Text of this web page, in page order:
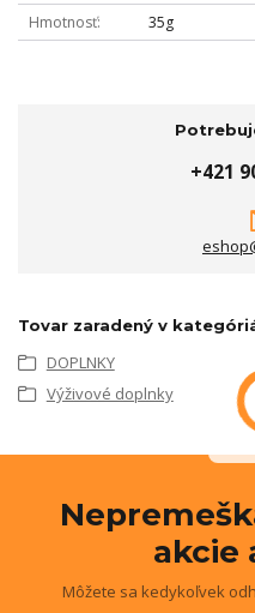
Hmotnosť 35g
+421
Tovar zaradený v
DOPLNKY
Výživové doplnky
akcie
Môžete sa kedykoľvek